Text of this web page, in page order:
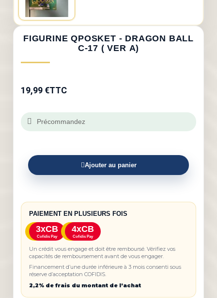
FIGURINE QPOSKET - DRAGON BALL
C-17 ( VER A)
19,99 €TTC
Précommandez
Ajouter au panier
PAIEMENT EN PLUSIEURS FOIS
3xCB
Cofidis Pay
4xCB
Cofidis Pay
Un crédit vous engage et doit être remboursé. Vérifiez vos
capacités de remboursement avant de vous engager.
Financement d’une durée inférieure à 3 mois consenti sous
réserve d’acceptation COFIDIS.
2,2% de frais du montant de l’achat